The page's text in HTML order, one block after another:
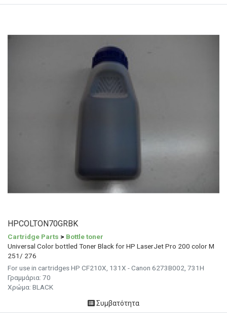
HPCOLTON70GRBK
Cartridge Parts > Bottle toner
Universal Color bottled Toner Black for HP LaserJet Pro 200 color M
251/ 276
For use in cartridges HP CF210X, 131X - Canon 6273B002, 731H
Γραμμάρια: 70
Χρώμα: BLACK
Συμβατότητα